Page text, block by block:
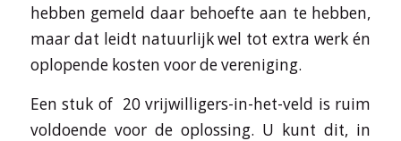
hebben gemeld daar behoefte aan te hebben,
maar dat leidt natuurlijk wel tot extra werk én
oplopende kosten voor de vereniging.
Een stuk of 20 vrijwilligers-in-het-veld is ruim
voldoende voor de oplossing. U kunt dit, in